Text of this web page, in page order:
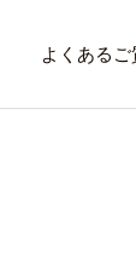
よくあるご